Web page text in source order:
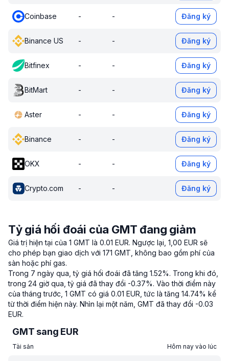
Coinbase - - Đăng ký
Binance US - - Đăng ký
Bitfinex - - Đăng ký
BitMart - - Đăng ký
Aster - - Đăng ký
Binance - - Đăng ký
OKX - - Đăng ký
Crypto.com - - Đăng ký
Tỷ giá hối đoái của GMT đang giảm
Giá trị hiện tại của 1 GMT là 0.01 EUR. Ngược lại, 1,00 EUR sẽ
cho phép bạn giao dịch với 171 GMT, không bao gồm phí của
sàn hoặc phí gas.
Trong 7 ngày qua, tỷ giá hối đoái đã tăng 1.52%. Trong khi đó,
trong 24 giờ qua, tỷ giá đã thay đổi -0.37%. Vào thời điểm này
của tháng trước, 1 GMT có giá 0.01 EUR, tức là tăng 14.74% kể
từ thời điểm hiện này. Nhìn lại một năm, GMT đã thay đổi -0.03
EUR.
GMT sang EUR
Tài sản Hôm nay vào lúc